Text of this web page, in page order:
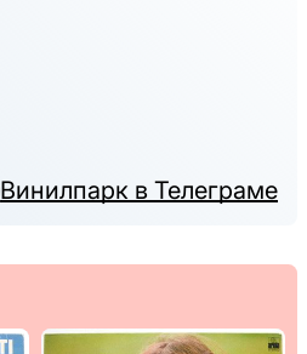
Винилпарк в Телеграме